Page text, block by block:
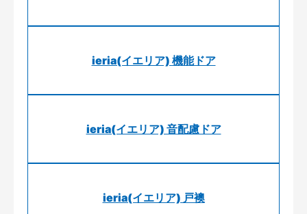
ieria(イエリア) 機能ドア
ieria(イエリア) 音配慮ドア
ieria(イエリア) 戸襖